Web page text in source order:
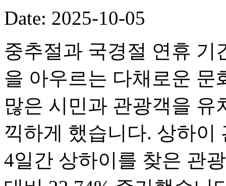
Date: 2025-10-05
중추절과 국경절 연휴 기
을 아우르는 다채로운 문
많은 시민과 관광객을
끽하게 했습니다. 상하이
4일간 상하이를 찾은 관